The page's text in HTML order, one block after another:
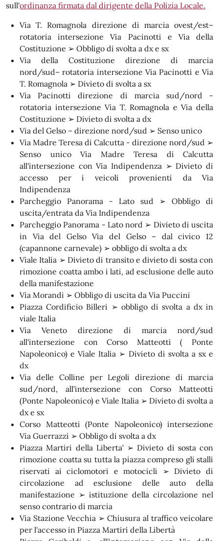
sull'ordinanza firmata dal dirigente della Polizia Locale.
Via T. Romagnola direzione di marcia ovest/est–
rotatoria intersezione Via Pacinotti e Via della
Costituzione ➢ Obbligo di svolta a dx e sx
Via della Costituzione direzione di marcia
nord/sud– rotatoria intersezione Via Pacinotti e Via
T. Romagnola ➢ Divieto di svolta a sx
Via Pacinotti direzione di marcia sud/nord -
rotatoria intersezione Via T. Romagnola e Via della
Costituzione ➢ Divieto di svolta a dx
Via del Gelso – direzione nord/sud ➢ Senso unico
Via Madre Teresa di Calcutta - direzione nord/sud ➢
Senso unico Via Madre Teresa di Calcutta
all'intersezione con Via Indipendenza ➢ Divieto di
accesso per i veicoli provenienti da Via
Indipendenza
Parcheggio Panorama - Lato sud ➢ Obbligo di
uscita/entrata da Via Indipendenza
Parcheggio Panorama - Lato nord ➢ Divieto di uscita
in Via del Gelso Via del Gelso – dal civico 12
(capannone carnevale) ➢ obbligo di svolta a dx
Viale Italia ➢ Divieto di transito e divieto di sosta con
rimozione coatta ambo i lati, ad esclusione delle auto
della manifestazione
Via Morandi ➢ Obbligo di uscita da Via Puccini
Piazza Cordificio Billeri ➢ obbligo di svolta a dx in
viale Italia
Via Veneto direzione di marcia nord/sud
all'intersezione con Corso Matteotti ( Ponte
Napoleonico) e Viale Italia ➢ Divieto di svolta a sx e
dx
Via delle Colline per Legoli direzione di marcia
sud/nord, all'intersezione con Corso Matteotti
(Ponte Napoleonico) e Viale Italia ➢ Divieto di svolta a
dx e sx
Corso Matteotti (Ponte Napoleonico) intersezione
Via Guerrazzi ➢ Obbligo di svolta a dx
Piazza Martiri della Liberta' ➢ Divieto di sosta con
rimozione coatta su tutta la piazza compreso gli stalli
riservati ai ciclomotori e motocicli ➢ Divieto di
circolazione ad esclusione delle auto della
manifestazione ➢ istituzione della circolazione nel
senso contrario di marcia
Via Stazione Vecchia ➢ Chiusura al traffico veicolare
per l'accesso in Piazza Martiri della Libertà